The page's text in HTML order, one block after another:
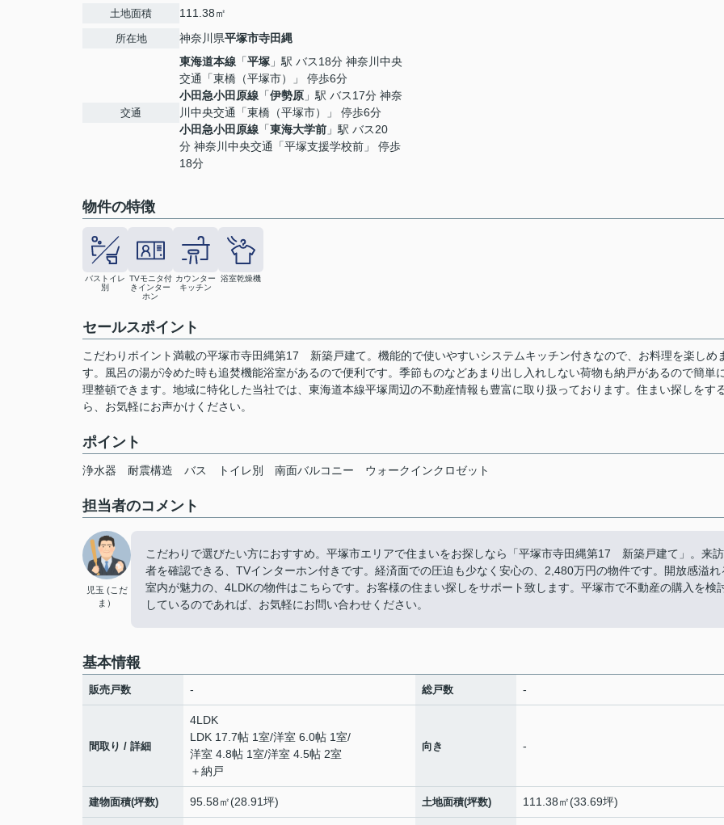
土地面積 111.38㎡
所在地 神奈川県平塚市寺田縄
交通
東海道本線 「平塚 」駅 バス18分 神奈川中央
交通「東橋（平塚市）」 停歩6分
小田急小田原線 「伊勢原 」駅 バス17分 神奈
川中央交通「東橋（平塚市）」 停歩6分
小田急小田原線 「東海大学前 」駅 バス20
分 神奈川中央交通「平塚支援学校前」 停歩
18分
物件の特徴
バストイレ
別
TVモニタ付
きインター
ホン
カウンター
キッチン
浴室乾燥機
セールスポイント
こだわりポイント満載の平塚市寺田縄第17 新築戸建て。機能的で使いやすいシステムキッチン付きなので、お料理を楽しめ
す。風呂の湯が冷めた時も追焚機能浴室があるので便利です。季節ものなどあまり出し入れしない荷物も納戸があるので簡単
理整頓できます。地域に特化した当社では、東海道本線平塚周辺の不動産情報も豊富に取り扱っております。住まい探しをす
ら、お気軽にお声かけください。
ポイント
浄水器 耐震構造 バス トイレ別 南面バルコニー ウォークインクロゼット
担当者のコメント
児玉 (こだ
ま）
こだわりで選びたい方におすすめ。平塚市エリアで住まいをお探しなら「平塚市寺田縄第17 新築戸建て」。来訪
者を確認できる、TVインターホン付きです。経済面での圧迫も少なく安心の、2,480万円の物件です。開放感溢れ
室内が魅力の、4LDKの物件はこちらです。お客様の住まい探しをサポート致します。平塚市で不動産の購入を検
しているのであれば、お気軽にお問い合わせください。
基本情報
販売戸数 - 総戸数 -
間取り / 詳細
4LDK
LDK 17.7帖 1室/洋室 6.0帖 1室/
洋室 4.8帖 1室/洋室 4.5帖 2室
＋納戸
向き -
建物面積(坪数) 95.58㎡(28.91坪) 土地面積(坪数) 111.38㎡(33.69坪)